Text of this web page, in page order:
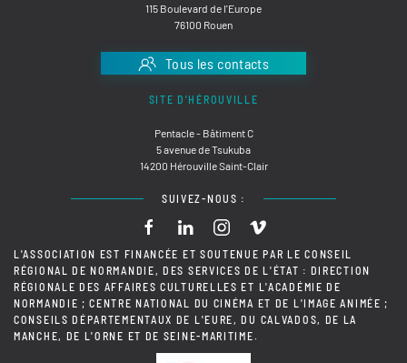
115 Boulevard de l'Europe
76100 Rouen
Tous les contacts
SITE D'HÉROUVILLE
Pentacle - Bâtiment C
5 avenue de Tsukuba
14200 Hérouville Saint-Clair
SUIVEZ-NOUS :
L'ASSOCIATION EST FINANCÉE ET SOUTENUE PAR LE CONSEIL
RÉGIONAL DE NORMANDIE, DES SERVICES DE L'ÉTAT : DIRECTION
RÉGIONALE DES AFFAIRES CULTURELLES ET L'ACADÉMIE DE
NORMANDIE ; CENTRE NATIONAL DU CINÉMA ET DE L'IMAGE ANIMÉE ;
CONSEILS DÉPARTEMENTAUX DE L'EURE, DU CALVADOS, DE LA
MANCHE, DE L'ORNE ET DE SEINE-MARITIME.